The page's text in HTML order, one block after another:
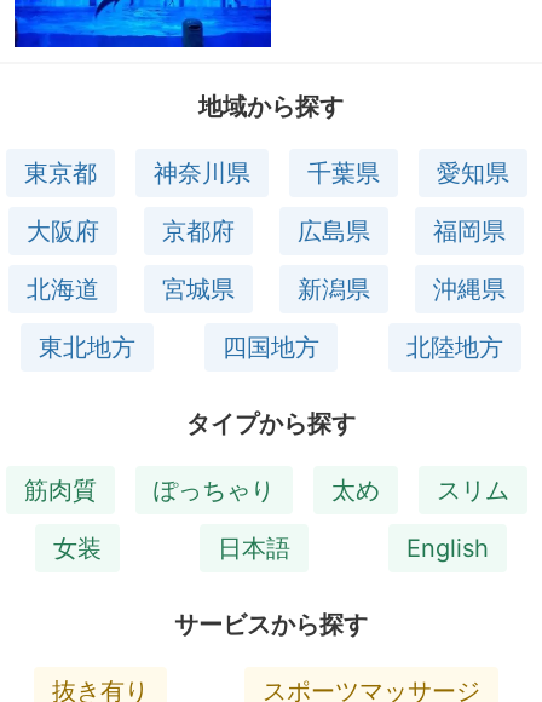
地域から探す
東京都 神奈川県 千葉県
愛知県
大阪府
京都府 広島県
福岡県
北海道
宮城県 新潟県
沖縄県
東北地方
四国地方 北陸地方
タイプから探す
筋肉質 ぽっちゃり 太め
スリム
女装
日本語 English
サービスから探す
抜き有り
スポーツマッサージ